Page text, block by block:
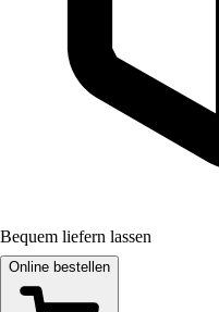
Bequem liefern lassen
Online bestellen